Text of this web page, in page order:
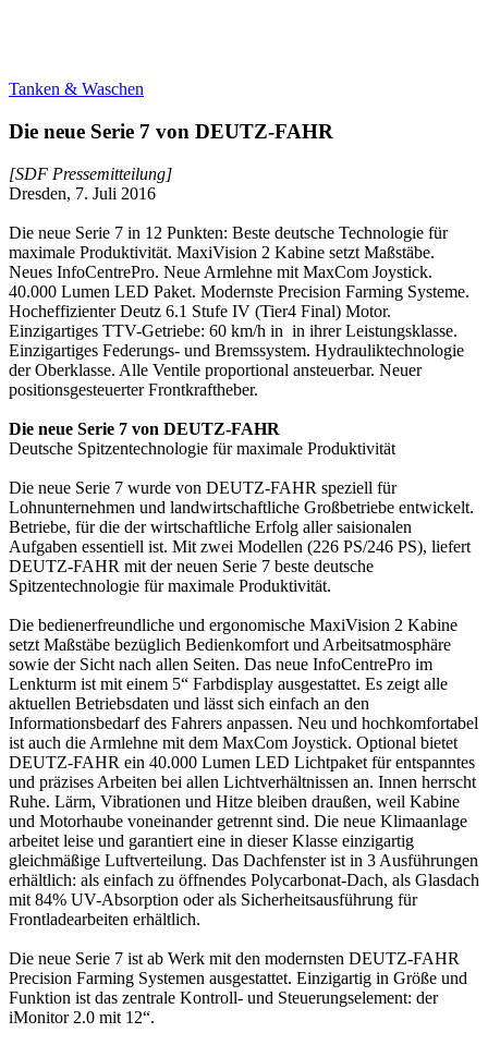
Tanken & Waschen
Die neue Serie 7 von DEUTZ-FAHR
[SDF Pressemitteilung]
Dresden, 7. Juli 2016
Die neue Serie 7 in 12 Punkten: Beste deutsche Technologie für
maximale Produktivität. MaxiVision 2 Kabine setzt Maßstäbe.
Neues InfoCentrePro. Neue Armlehne mit MaxCom Joystick.
40.000 Lumen LED Paket. Modernste Precision Farming Systeme.
Hocheffizienter Deutz 6.1 Stufe IV (Tier4 Final) Motor.
Einzigartiges TTV-Getriebe: 60 km/h in in ihrer Leistungsklasse.
Einzigartiges Federungs- und Bremssystem. Hydrauliktechnologie
der Oberklasse. Alle Ventile proportional ansteuerbar. Neuer
positionsgesteuerter Frontkraftheber.
Die neue Serie 7 von DEUTZ-FAHR
Deutsche Spitzentechnologie für maximale Produktivität
Die neue Serie 7 wurde von DEUTZ-FAHR speziell für
Lohnunternehmen und landwirtschaftliche Großbetriebe entwickelt.
Betriebe, für die der wirtschaftliche Erfolg aller saisionalen
Aufgaben essentiell ist. Mit zwei Modellen (226 PS/246 PS), liefert
DEUTZ-FAHR mit der neuen Serie 7 beste deutsche
Spitzentechnologie für maximale Produktivität.
Die bedienerfreundliche und ergonomische MaxiVision 2 Kabine
setzt Maßstäbe bezüglich Bedienkomfort und Arbeitsatmosphäre
sowie der Sicht nach allen Seiten. Das neue InfoCentrePro im
Lenkturm ist mit einem 5“ Farbdisplay ausgestattet. Es zeigt alle
aktuellen Betriebsdaten und lässt sich einfach an den
Informationsbedarf des Fahrers anpassen. Neu und hochkomfortabel
ist auch die Armlehne mit dem MaxCom Joystick. Optional bietet
DEUTZ-FAHR ein 40.000 Lumen LED Lichtpaket für entspanntes
und präzises Arbeiten bei allen Lichtverhältnissen an. Innen herrscht
Ruhe. Lärm, Vibrationen und Hitze bleiben draußen, weil Kabine
und Motorhaube voneinander getrennt sind. Die neue Klimaanlage
arbeitet leise und garantiert eine in dieser Klasse einzigartig
gleichmäßige Luftverteilung. Das Dachfenster ist in 3 Ausführungen
erhältlich: als einfach zu öffnendes Polycarbonat-Dach, als Glasdach
mit 84% UV-Absorption oder als Sicherheitsausführung für
Frontladearbeiten erhältlich.
Die neue Serie 7 ist ab Werk mit den modernsten DEUTZ-FAHR
Precision Farming Systemen ausgestattet. Einzigartig in Größe und
Funktion ist das zentrale Kontroll- und Steuerungselement: der
iMonitor 2.0 mit 12“.